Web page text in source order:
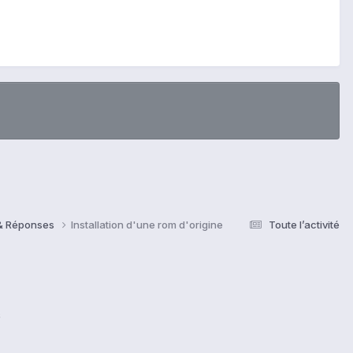
Toute l’activité
Réponses Installation d'une rom d'origine